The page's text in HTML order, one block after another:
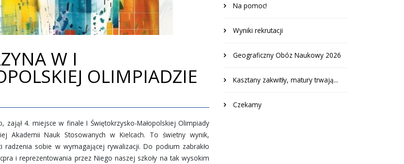
W I
OLIMPIADZIE
4. miejsce w finale I Świętokrzysko-Małopolskiej Olimpiady
Akademii Nauk Stosowanych w Kielcach. To świetny wynik,
sobie w wymagającej rywalizacji. Do podium zabrakło
i reprezentowania przez Niego naszej szkoły na tak wysokim
Na pomoc!
Wyniki rekrutacji
Geograficzny Obóz Naukowy 2026
Kasztany zakwitły, matury trwają...
Czekamy